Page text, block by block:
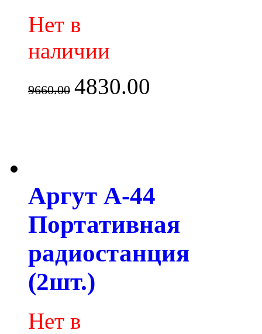
Нет в
наличии
9660.00 4830.00
Аргут А-44
Портативная
радиостанция
(2шт.)
Нет в